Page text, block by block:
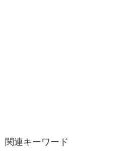
関連キーワード